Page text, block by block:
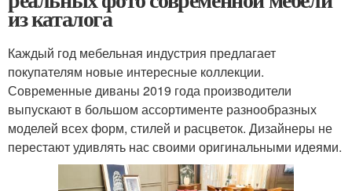
из каталога
Каждый год мебельная индустрия предлагает
покупателям новые интересные коллекции.
Современные диваны 2019 года производители
выпускают в большом ассортименте разнообразных
моделей всех форм, стилей и расцветок. Дизайнеры не
перестают удивлять нас своими оригинальными идеями.